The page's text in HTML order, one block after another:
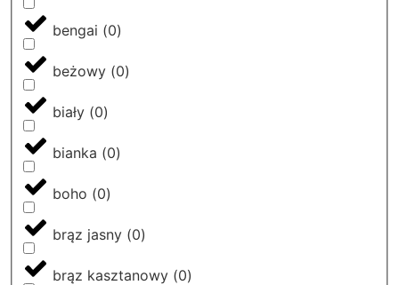
bengai (0)
beżowy (0)
biały (0)
bianka (0)
boho (0)
brąz jasny (0)
brąz kasztanowy (0)